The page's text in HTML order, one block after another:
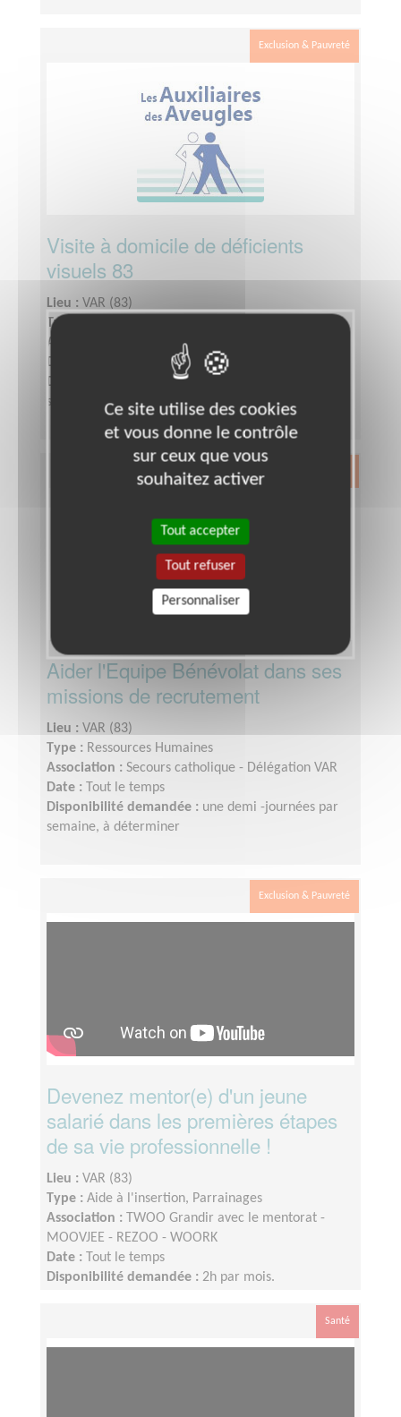
Exclusion & Pauvreté
Visite à domicile de déficients
visuels 83
Lieu : VAR (83)
Type :
Association :
Les Auxiliaires des Aveugles
Date :
Disponibilité demandée :
semaine
Aider l'Equipe Bénévolat dans ses
missions de recrutement
Lieu : VAR (83)
Type : Ressources Humaines
Association : Secours catholique - Délégation VAR
Date :
Tout le temps
Disponibilité demandée : une demi -journées par
semaine, à déterminer
Exclusion & Pauvreté
Devenez mentor(e) d'un jeune
salarié dans les premières étapes
de sa vie professionnelle !
Lieu : VAR (83)
Type : Aide à l'insertion, Parrainages
Association :
TWOO Grandir avec le mentorat -
MOOVJEE - REZOO - WOORK
Date :
Tout le temps
Disponibilité demandée : 2h par mois.
Santé
Ce site utilise des cookies
et vous donne le contrôle
sur ceux que vous
souhaitez activer
Tout accepter
Tout refuser
Personnaliser